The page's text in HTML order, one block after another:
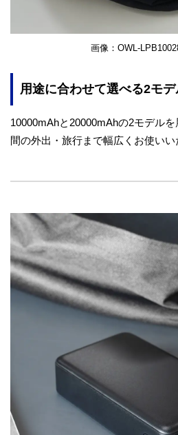
画像：OWL-
用途に合わせて選べる2モ
10000mAhと20000mAhの2モデル
間の外出・旅行まで幅広くお使いい